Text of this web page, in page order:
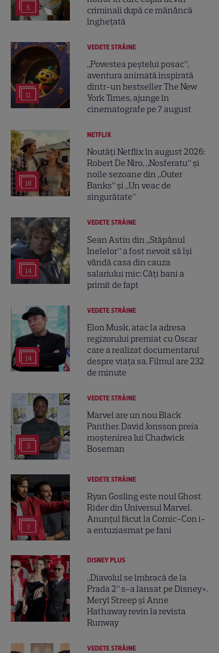
5
criminali după ce mănâncă
înghețată
11
VEDETE STRĂINE
„Povestea peștelui posac”,
aventura animată inspirată
dintr-un bestseller The New
York Times, ajunge în
cinematografe pe 7 august
16
NETFLIX
Noutăți Netflix în august 2026:
Robert De Niro, „Nosferatu” și
noile sezoane din „Outer
Banks” și „Un veac de
singurătate”
14
VEDETE STRĂINE
Sean Astin din „Stăpânul
Inelelor” a fost nevoit să își
vândă casa din cauza
salariului mic: Câți bani a
primit de fapt
14
VEDETE STRĂINE
Elon Musk, atac la adresa
regizorului premiat cu Oscar
care a realizat documentarul
despre viața sa. Filmul are 232
de minute
3
VEDETE STRĂINE
Marvel are un nou Black
Panther. David Jonsson preia
moștenirea lui Chadwick
Boseman
7
VEDETE STRĂINE
Ryan Gosling este noul Ghost
Rider din Universul Marvel.
Anunțul făcut la Comic-Con i-
a entuziasmat pe fani
DISNEY PLUS
„Diavolul se îmbracă de la
Prada 2” s-a lansat pe Disney+.
Meryl Streep și Anne
Hathaway revin la revista
Runway
VEDETE STRĂINE